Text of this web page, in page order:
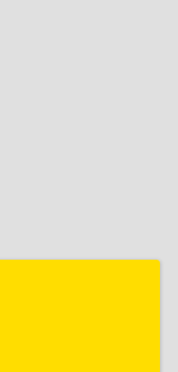
г, Урочская